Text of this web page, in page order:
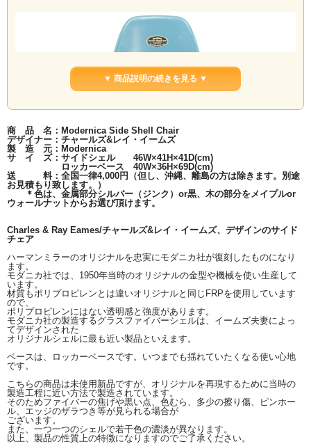
写真の組み合わせはシェルが”ベビーブルー” ベースが”シ
ルバー（ジンク）×メイプル”です。
▼ 商品説明の続きを見る ▼
商 品 名：Modernica Side Shell Chair
デザイナー：チャールズ&レイ・イームズ
製 造 元：Modernica
サ イ ズ：サイドシェル 46W×41H×41D(cm)
ロッカーベース 40W×36H×69D(cm)
送 料：全国一律4,000円（但し、沖縄、離島の方は除きます。別途
お見積もり致します。）
＊色は、金属部分シルバー（ジンク）or黒、木の部分をメイプルor
ウォールナットからお選び頂けます。
Charles & Ray Eames/チャールズ&レイ・イームズ、デザインのサイド
チェア
ハーマンミラーのオリジナルを忠実にモダニカ社が復刻したものになり
ます。
モダニカ社では、1950年当時のオリジナルの金型や機械を使い生産して
います。
材質もポリプロピレンとは違いオリジナルと同じFRPを使用しています
ので、
ポリプロピレンにはない透明感と強度があります。
モダニカ社の製造するグラスファイバーシェルは、イームズ夫妻によっ
てデザインされた
オリジナルシェルに最も近い製品といえます。
ベースは、ロッカーベースです。いつまでも揺れていたくなる使い心地
です。
こちらの商品は未使用新品ですが、オリジナルを再現するために当時の
製造工程に近い方法で製造されています。
そのためファイバーの焦げや黒い点、色むら、多少の擦り傷、ピンホー
ル、エッジのザラつき等が見られる場合が
ございます。
また、一つ一つのシェルで若干色の濃淡が異なります。
以上、製品の性質上の特徴になりますのでご了承ください。